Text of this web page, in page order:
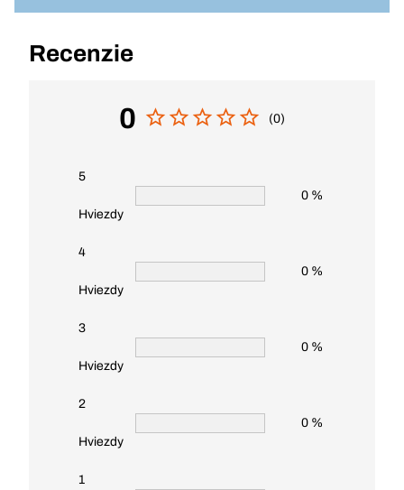
Recenzie
0 (0)
5
Hviezdy
0 %
4
Hviezdy
0 %
3
Hviezdy
0 %
2
Hviezdy
0 %
1